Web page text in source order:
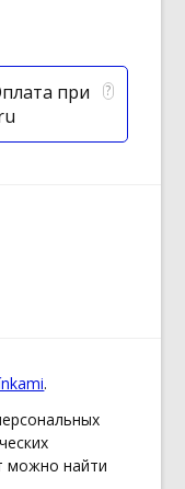
при
?
.
можно найти